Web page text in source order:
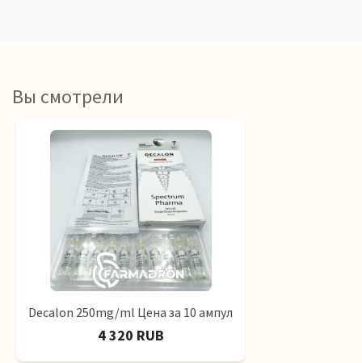
Вы смотрели
Decalon 250mg/ml Цена за 10 ампул
4 320 RUB